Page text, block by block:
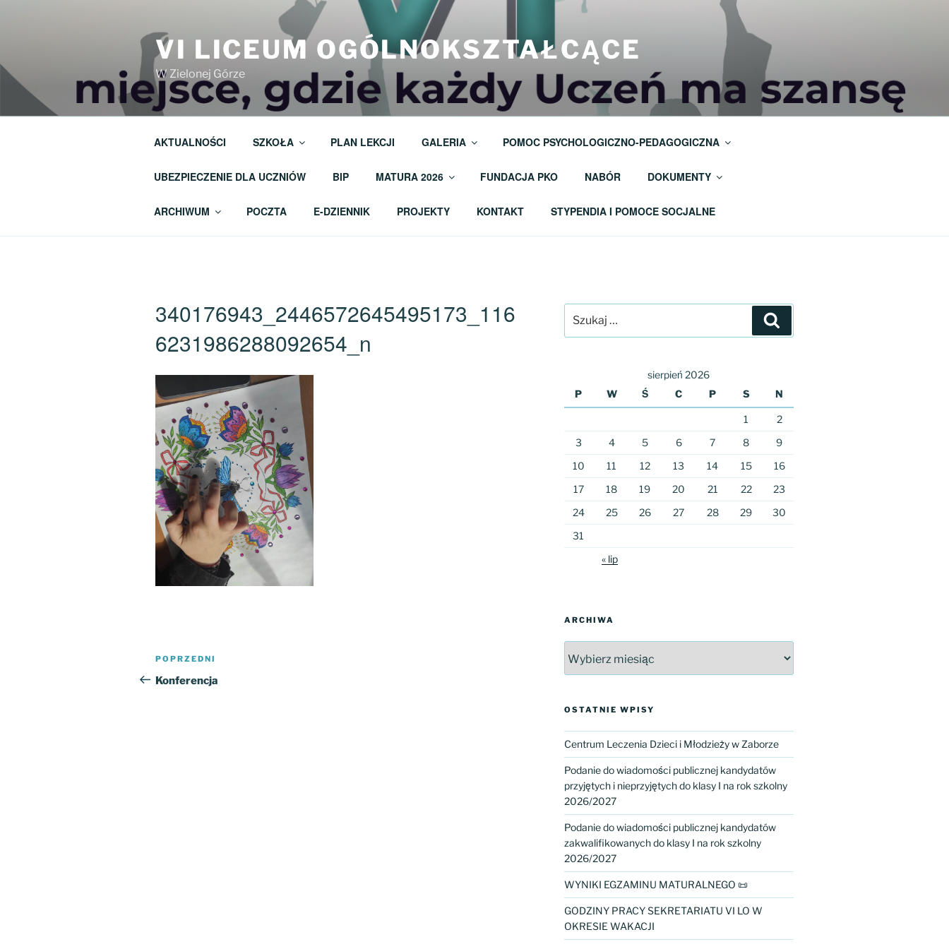
VI LICEUM OGÓLNOKSZTAŁCĄCE
W Zielonej Górze
AKTUALNOŚCI SZKOŁA PLAN LEKCJI GALERIA POMOC PSYCHOLOGICZNO-PEDAGOGICZNA
UBEZPIECZENIE DLA UCZNIÓW BIP MATURA 2026 FUNDACJA PKO NABÓR DOKUMENTY
ARCHIWUM POCZTA E-DZIENNIK PROJEKTY KONTAKT STYPENDIA I POMOCE SOCJALNE
340176943_2446572645495173_116
6231986288092654_n
Nawigacja
wpisu
Poprzedni
wpis
POPRZEDNI
Konferencja
sierpień 2026
P
W Ś C P S N
1
2
3
4 5 6 7 8
9
10
11 12 13 14 15
16
17
18 19 20 21 22
23
24
25 26 27 28 29
30
31
« lip
ARCHIWA
OSTATNIE WPISY
Centrum Leczenia Dzieci i Młodzieży w Zaborze
Podanie do wiadomości publicznej kandydatów
przyjętych i nieprzyjętych do klasy I na rok szkolny
2026/2027
Podanie do wiadomości publicznej kandydatów
zakwalifikowanych do klasy I na rok szkolny
2026/2027
WYNIKI EGZAMINU MATURALNEGO 📜
GODZINY PRACY SEKRETARIATU VI LO W
OKRESIE WAKACJI